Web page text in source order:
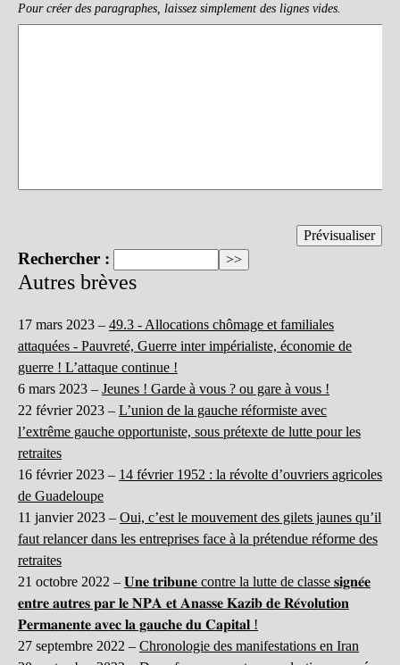
Pour créer des paragraphes, laissez simplement des lignes vides.
Rechercher :
Autres brèves
17 mars 2023 – 49.3 - Allocations chômage et familiales
attaquées - Pauvreté, Guerre inter impérialiste, économie de
guerre ! L’attaque continue !
6 mars 2023 – Jeunes ! Garde à vous ? ou gare à vous !
22 février 2023 – L’union de la gauche réformiste avec
l’extrême gauche opportuniste, sous prétexte de lutte pour les
retraites
16 février 2023 – 14 février 1952 : la révolte d’ouvriers agricoles
de Guadeloupe
11 janvier 2023 – Oui, c’est le mouvement des gilets jaunes qu’il
faut relancer dans les entreprises face à la prétendue réforme des
retraites
21 octobre 2022 – 𝐔𝐧𝐞 𝐭𝐫𝐢𝐛𝐮𝐧𝐞 contre la lutte de classe 𝐬𝐢𝐠𝐧𝐞́𝐞
𝐞𝐧𝐭𝐫𝐞 𝐚𝐮𝐭𝐫𝐞𝐬 𝐩𝐚𝐫 𝐥𝐞 𝐍𝐏𝐀 𝐞𝐭 𝐀𝐧𝐚𝐬𝐬𝐞 𝐊𝐚𝐳𝐢𝐛 𝐝𝐞 𝐑𝐞́𝐯𝐨𝐥𝐮𝐭𝐢𝐨𝐧
𝐏𝐞𝐫𝐦𝐚𝐧𝐞𝐧𝐭𝐞 𝐚𝐯𝐞𝐜 𝐥𝐚 𝐠𝐚𝐮𝐜𝐡𝐞 𝐝𝐮 𝐂𝐚𝐩𝐢𝐭𝐚𝐥 !
27 septembre 2022 – Chronologie des manifestations en Iran